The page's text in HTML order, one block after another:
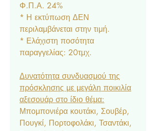
Φ.Π.Α. 24%
* Η εκτύπωση ΔΕΝ
περιλαμβάνεται στην τιμή.
* Ελάχιστη ποσότητα
παραγγελίας: 20τμχ.
Δυνατότητα συνδυασμού της
πρόσκλησης με μεγάλη ποικιλία
αξεσουάρ στο ίδιο θέμα:
Μπομπονιέρα κουτάκι, Σουβέρ,
Πουγκί, Πορτοφολάκι, Τσαντάκι,